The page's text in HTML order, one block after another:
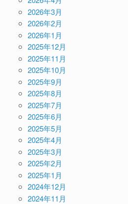
2026年3月
2026年2月
2026年1月
2025年12月
2025年11月
2025年10月
2025年9月
2025年8月
2025年7月
2025年6月
2025年5月
2025年4月
2025年3月
2025年2月
2025年1月
2024年12月
2024年11月